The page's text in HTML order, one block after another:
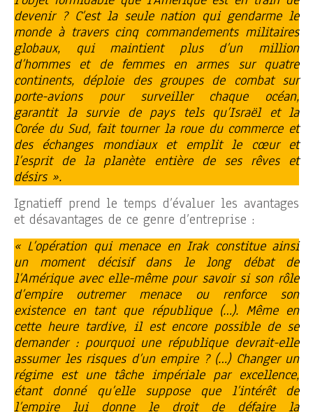
devenir ? C’est la seule nation qui gendarme le
monde à travers cinq commandements militaires
globaux, qui maintient plus d’un million
d’hommes et de femmes en armes sur quatre
continents, déploie des groupes de combat sur
porte-avions pour surveiller chaque océan,
garantit la survie de pays tels qu’Israël et la
Corée du Sud, fait tourner la roue du commerce et
des échanges mondiaux et emplit le cœur et
l’esprit de la planète entière de ses rêves et
désirs ».
Ignatieff prend le temps d’évaluer les avantages
et désavantages de ce genre d’entreprise :
« L’opération qui menace en Irak constitue ainsi
un moment décisif dans le long débat de
l’Amérique avec elle-même pour savoir si son rôle
d’empire outremer menace ou renforce son
existence en tant que république (…). Même en
cette heure tardive, il est encore possible de se
demander : pourquoi une république devrait-elle
assumer les risques d’un empire ? (…) Changer un
régime est une tâche impériale par excellence,
étant donné qu’elle suppose que l’intérêt de
l’empire lui donne le droit de défaire la